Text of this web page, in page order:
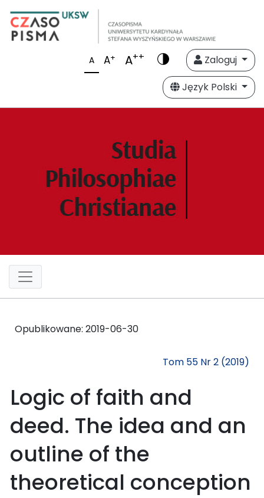
A A+ A++
Zaloguj
Język Polski
Opublikowane: 2019-06-30
Tom 55 Nr 2 (2019)
Logic of faith and
deed. The idea and an
outline of the
theoretical conception